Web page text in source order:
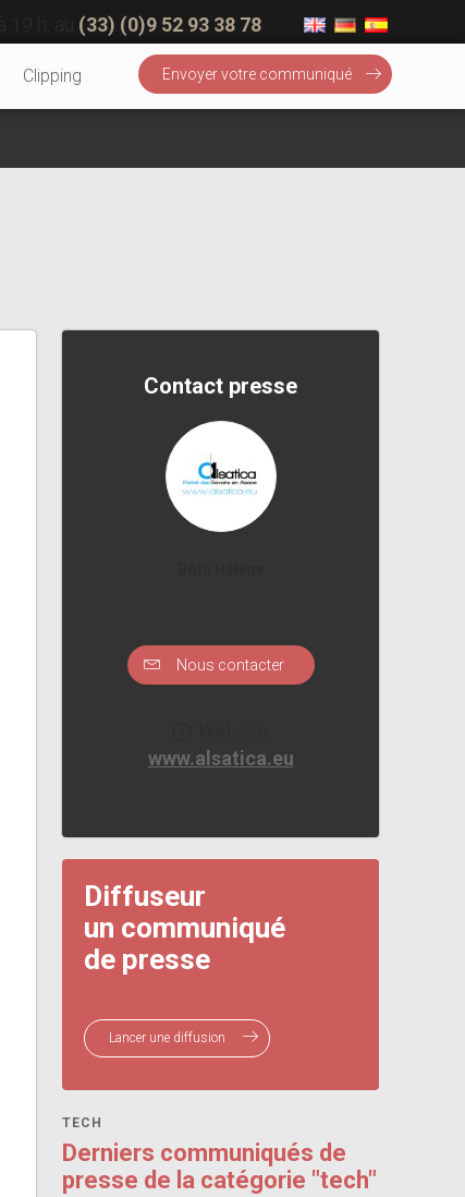
(33) (0)9 52 93 38 78
Clipping Envoyer votre communiqué
Contact presse
Nous contacter
www.alsatica.eu
Diffuseur
un communiqué
de presse
Lancer une diffusion
TECH
Derniers communiqués de
presse de la catégorie "tech"